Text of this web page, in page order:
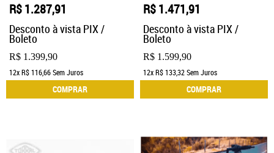
R$ 1.399,90
R$ 1.287,91
Desconto à vista PIX /
Boleto
12xR$ 116,66Sem Juros
COMPRAR
R$ 1.599,90
R$ 1.471,91
Desconto à vista PIX /
Boleto
12xR$ 133,32Sem Juros
COMPRAR